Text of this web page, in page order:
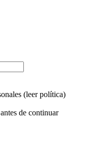
(leer política)
de continuar